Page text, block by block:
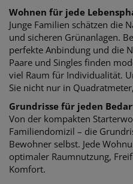
Wohnen für jede
Junge Familien schätzen die
und sicheren Grünanlagen.
perfekte Anbindung und die
Paare und Singles finden
viel Raum für Individualität.
Sie nicht nur in
Grundrisse für jeden
Von der kompakten
Familiendomizil – die
Bewohner selbst. Jede
optimaler Raumnutzung,
Komfort.